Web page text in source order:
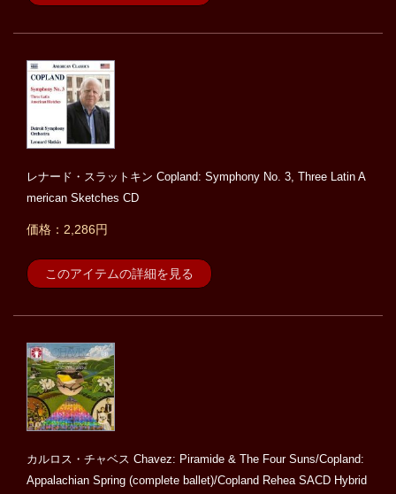
レナード・スラットキン Copland: Symphony No. 3, Three Latin A
merican Sketches CD
価格：2,286円
このアイテムの詳細を見る
カルロス・チャベス Chavez: Piramide & The Four Suns/Copland:
Appalachian Spring (complete ballet)/Copland Rehea SACD Hybrid